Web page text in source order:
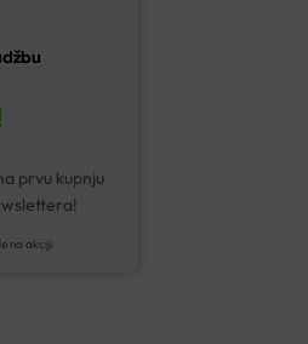
prvu kupnju
na akciji